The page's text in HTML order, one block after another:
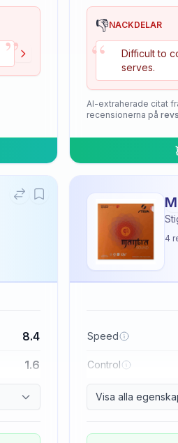
”
👎NACKDELAR
“
Difficult to
serves.
AI-extraherade citat
recensionerna på
8.4
1.6
4
Speed
Control
Visa alla